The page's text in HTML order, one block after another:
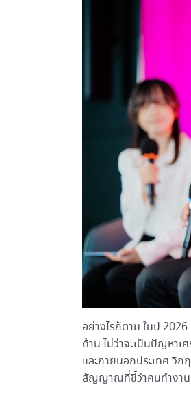
อย่างไรก็ตาม ในปี
ด้าน ไม่ว่าจะเป็นปัญหา
และภายนอกประเทศ วิ
สัญญาณที่ชี้ว่าคนทำงานแ